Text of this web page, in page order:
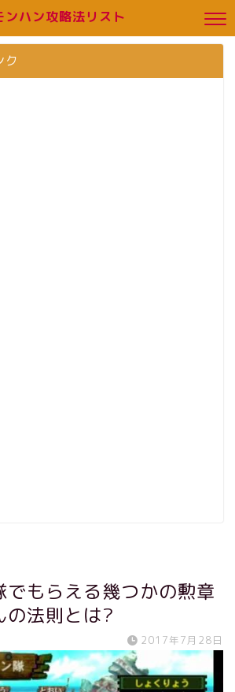
ンハン攻略法リスト
ク
でもらえる幾つかの勲章
の法則とは?
2017年7月28日